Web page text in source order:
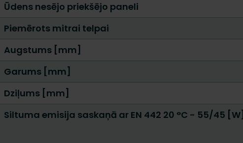
Ūdens nesējo priekšējo paneli
Piemērots mitrai telpai
Augstums [mm]
Garums [mm]
Dziļums [mm]
Siltuma emisija saskaņā ar EN 442 20 °C - 55/45 [W]